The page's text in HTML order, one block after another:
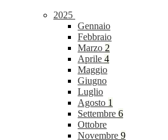
2025
Gennaio
Febbraio
Marzo 2
Aprile 4
Maggio
Giugno
Luglio
Agosto 1
Settembre 6
Ottobre
Novembre 9